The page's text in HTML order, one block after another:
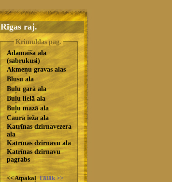
Rīgas raj.
Krimuldas pag.
Adamaiša ala
(sabrukusi)
Akmeņu gravas alas
Blusu ala
Buļu garā ala
Buļu lielā ala
Buļu mazā ala
Caurā ieža ala
Katrīnas dzirnavezera
ala
Katrīnas dzirnavu ala
Katrīnas dzirnavu
pagrabs
<< Atpakaļ Tālāk >>